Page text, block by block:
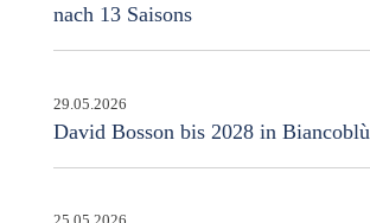
nach 13 Saisons
29.05.2026
David Bosson bis 2028 in Biancoblù